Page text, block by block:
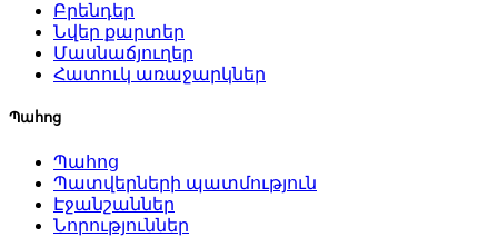
Բրենդեր
Նվեր քարտեր
Մասնաճյուղեր
Հատուկ առաջարկներ
Պահոց
Պահոց
Պատվերների պատմություն
Էջանշաններ
Նորություններ